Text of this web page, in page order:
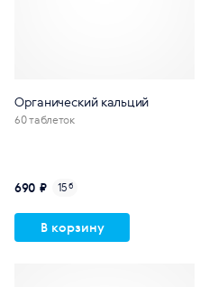
Органический кальций
60 таблеток
690 ₽ 15б
В корзину